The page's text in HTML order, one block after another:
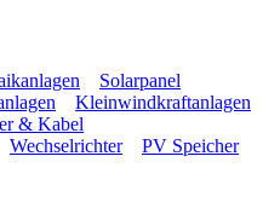
Solarpanel
Kleinwindkraftanlagen
& Kabel
Wechselrichter PV Speicher